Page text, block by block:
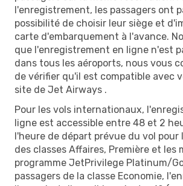
l'enregistrement, les passagers ont
possibilité de choisir leur siège et
carte d'embarquement à l'avance.
que l'enregistrement en ligne n'est
dans tous les aéroports, nous vous
de vérifier qu'il est compatible avec
site de Jet Airways .
Pour les vols internationaux,
ligne est accessible entre 48 et 2
l'heure de départ prévue du vol pour
des classes Affaires, Première et les
programme JetPrivilege Platinum/
passagers de la classe Economie,